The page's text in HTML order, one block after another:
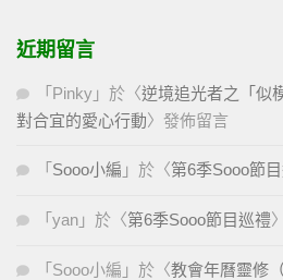
近期留言
「 Pinky 」於〈逆境追光者之「似
對合宜的愛心行動〉發佈留言
「 Sooo小編 」於〈第6季Sooo節
「 yan 」於〈第6季Sooo節目巡禮
「 Sooo小編 」於〈教會年曆靈修